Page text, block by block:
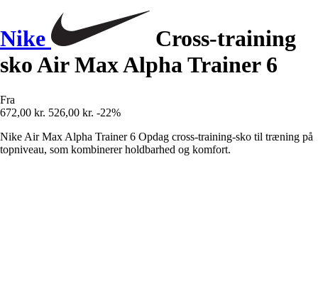
Nike
Cross-training
sko Air Max Alpha Trainer 6
Fra
672,00 kr. 526,00 kr. -22%
Nike Air Max Alpha Trainer 6 Opdag cross-training-sko til træning på
topniveau, som kombinerer holdbarhed og komfort.